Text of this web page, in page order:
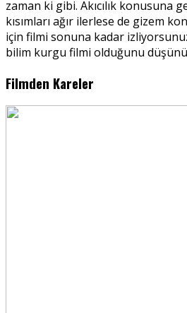
zaman ki gibi. Akıcılık konusuna
kısımları ağır ilerlese de gizem
için filmi sonuna kadar
bilim kurgu filmi olduğunu
Filmden Kareler